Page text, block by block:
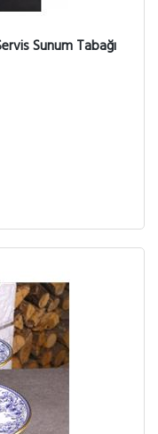
Sunum Tabağı